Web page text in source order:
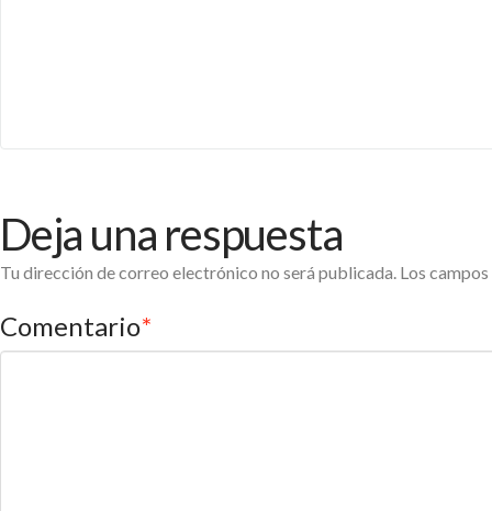
Deja una respuesta
Tu dirección de correo electrónico no será publicada. Los
Comentario*